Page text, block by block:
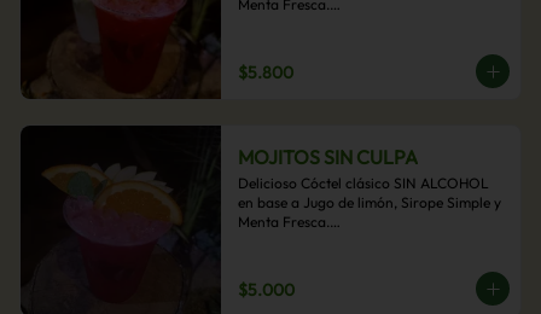
Menta Fresca.
$5.800
MOJITOS SIN CULPA
Delicioso Cóctel clásico SIN ALCOHOL
en base a Jugo de limón, Sirope Simple y
Menta Fresca.
$5.000